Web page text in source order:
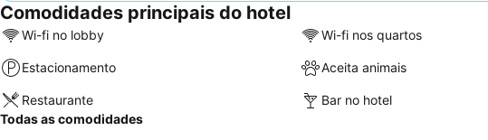
Comodidades principais do hotel
Wi-fi no lobby Wi-fi nos quartos
Estacionamento Aceita animais
Restaurante
Bar no hotel
Todas as comodidades